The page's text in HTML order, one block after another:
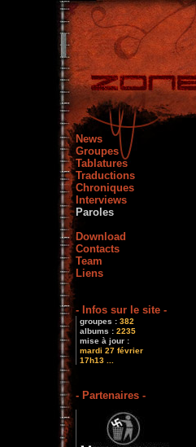
News
Groupes
Tablatures
Traductions
Chroniques
Interviews
Paroles
Download
Contacts
Team
Liens
- Infos sur le site -
groupes : 382
albums : 2235
mise à jour :
mardi 27 février
17h13 ...
- Partenaires -